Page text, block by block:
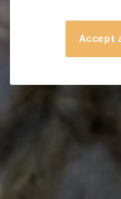
Accept